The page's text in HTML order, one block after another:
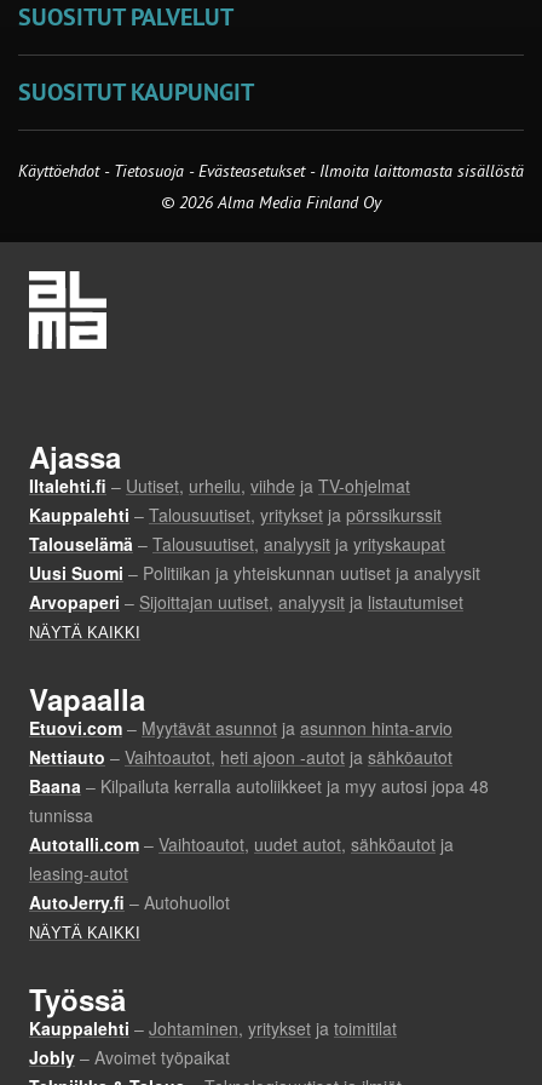
SUOSITUT PALVELUT
SUOSITUT KAUPUNGIT
Käyttöehdot - Tietosuoja -Evästeasetukset- Ilmoita laittomasta sisällöstä
© 2026 Alma Media Finland Oy